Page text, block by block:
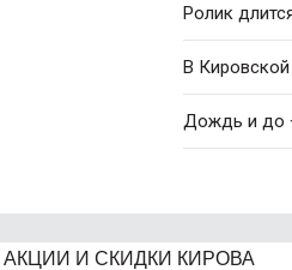
Ролик
В
Дождь и до
АКЦИИ И СКИДКИ КИРОВА